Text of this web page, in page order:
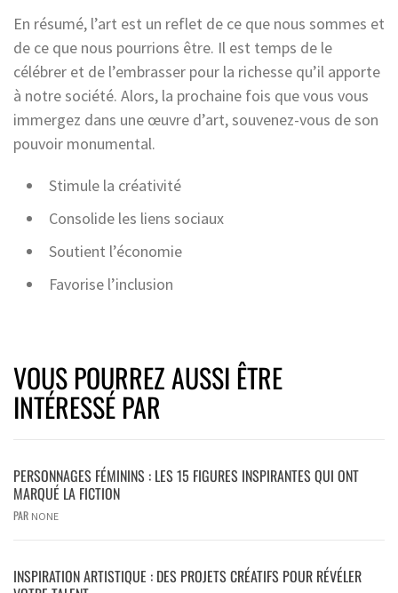
En résumé, l’art est un reflet de ce que nous sommes et
de ce que nous pourrions être. Il est temps de le
célébrer et de l’embrasser pour la richesse qu’il apporte
à notre société. Alors, la prochaine fois que vous vous
immergez dans une œuvre d’art, souvenez-vous de son
pouvoir monumental.
Stimule la créativité
Consolide les liens sociaux
Soutient l’économie
Favorise l’inclusion
VOUS POURREZ AUSSI ÊTRE
INTÉRESSÉ PAR
PERSONNAGES FÉMININS : LES 15 FIGURES INSPIRANTES QUI ONT
MARQUÉ LA FICTION
PAR NONE
INSPIRATION ARTISTIQUE : DES PROJETS CRÉATIFS POUR RÉVÉLER